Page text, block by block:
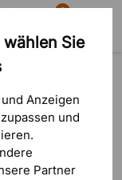
Sie
Anzeigen
und
Partner
Suche
0
Warenkorb
1 Bewertungen